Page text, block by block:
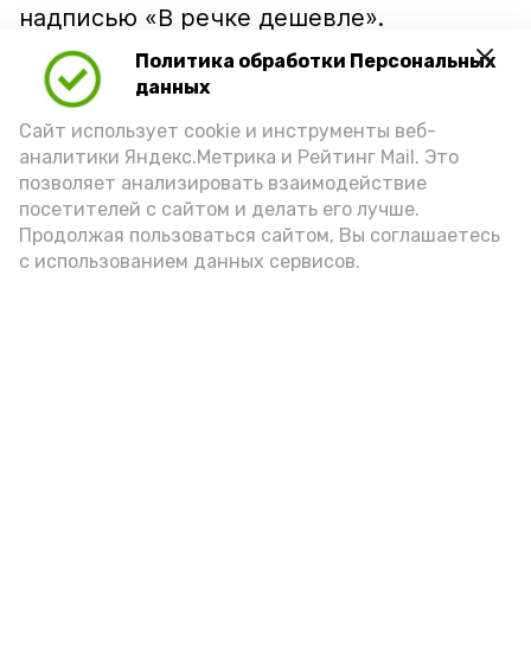
Политика обработки Персональных
данных
Сайт использует cookie и инструменты веб-
аналитики Яндекс.Метрика и Рейтинг Mail. Это
позволяет анализировать взаимодействие
посетителей с сайтом и делать его лучше.
Продолжая пользоваться сайтом, Вы соглашаетесь
с использованием данных сервисов.
надписью «В речке дешевле».